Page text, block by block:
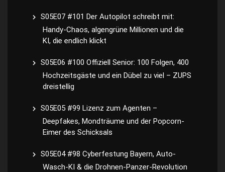
S05E07 #101 Der Autopilot schreibt mit:
Handy-Chaos, algengrüne Millionen und die
KI, die endlich klickt
S05E06 #100 Offiziell Senior: 100 Folgen, 400
Hochzeitsgäste und ein Dübel zu viel – ZUPS
dreistellig
S05E05 #99 Lizenz zum Agenten –
Deepfakes, Mondträume und der Popcorn-
Eimer des Schicksals
S05E04 #98 Cyberfestung Bayern, Auto-
Wasch-KI & die Drohnen-Panzer-Revolution